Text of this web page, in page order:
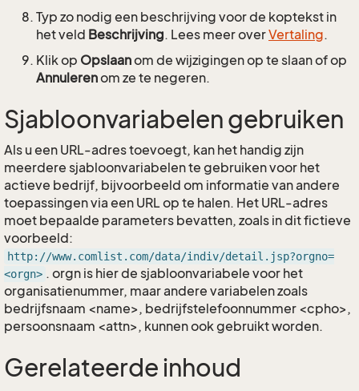
Typ zo nodig een beschrijving voor de koptekst in
het veld Beschrijving. Lees meer overVertaling.
Klik op Opslaanom de wijzigingen op te slaan of op
Annulerenom ze te negeren.
Sjabloonvariabelen gebruiken
Als u een URL-adres toevoegt, kan het handig zijn
meerdere sjabloonvariabelen te gebruiken voor het
actieve bedrijf, bijvoorbeeld om informatie van andere
toepassingen via een URL op te halen. Het URL-adres
moet bepaalde parameters bevatten, zoals in dit fictieve
voorbeeld:
http://www.comlist.com/data/indiv/detail.jsp?orgno=
<orgn> . orgn is hier de sjabloonvariabele voor het
organisatienummer, maar andere variabelen zoals
bedrijfsnaam <name>, bedrijfstelefoonnummer <cpho>,
persoonsnaam <attn>, kunnen ook gebruikt worden.
Gerelateerde inhoud